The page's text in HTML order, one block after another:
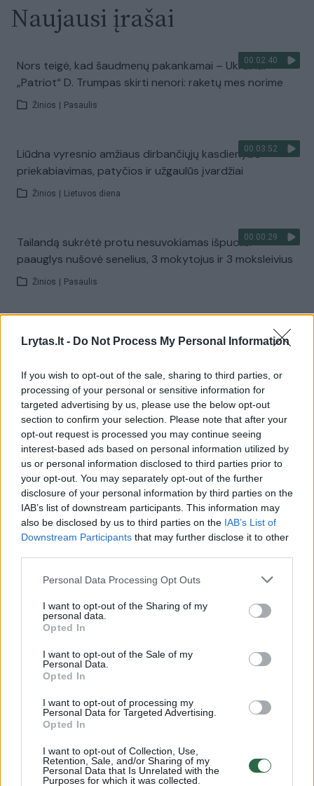
Lrytas.lt - Do Not Process My Personal Information
If you wish to opt-out of the sale, sharing to third parties, or
processing of your personal or sensitive information for
targeted advertising by us, please use the below opt-out
section to confirm your selection. Please note that after your
opt-out request is processed you may continue seeing
interest-based ads based on personal information utilized by
us or personal information disclosed to third parties prior to
your opt-out. You may separately opt-out of the further
disclosure of your personal information by third parties on the
IAB’s list of downstream participants. This information may
also be disclosed by us to third parties on the IAB’s List of
Downstream Participants that may further disclose it to other
Personal Data Processing Opt Outs
I want to opt-out of the Sharing of my
personal data.
Opted In
I want to opt-out of the Sale of my
Personal Data.
Opted In
I want to opt-out of processing my
Personal Data for Targeted Advertising.
Opted In
I want to opt-out of Collection, Use,
Retention, Sale, and/or Sharing of my
Personal Data that Is Unrelated with the
Purposes for which it was collected.
Naujausi įrašai
00:02:40
Nors teigė, kad šaudmenų pakankamai – Ukrainai
„Patriot“ D. Trumpas skirti nenori: raketų mes norime
Žinios Pasaulis
00:03:52
Liūdna vyresnio amžiaus dirbančiųjų kasdienybė –
priekabiavimas, patyčios ir užgaulūs įvardžiai
Žinios Lietuvos diena
00:00:29
Tailandą sukrėtė protu nesuvokiamas išpuolis:
paauglys nušovė senelius, 3 mokytojus ir 3 moksleivius
Žinios Pasaulis
apgynė čempionų vardą
Lietuvos diena
Visi įrašai
Žiūrimiausi įrašai
00:00:30
Vaizdai iš tragiškos avarijos Vilniaus r.: dviejų moterų ir
00:00:57
Savaitės vidurys nusimato karštas: temperatūra kils iki
Žinios | Orai
00:00:59
Nufilmavo, kaip patvino Vilniaus Vakarinis aplinkkelis:
vaizdas pribloškia
Žinios | Lietuvos diena